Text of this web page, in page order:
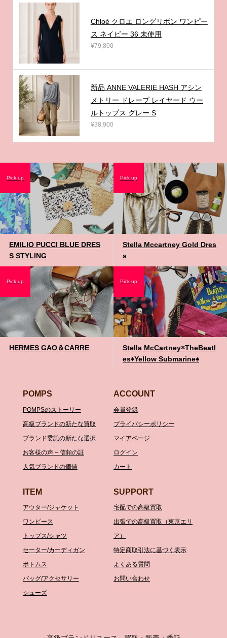
Chloé クロエ ロングリボン ワンピー
ス ネイビー 36 未使用
¥79,800
新品 ANNE VALERIE HASH アシン
メトリー ドレープ レイヤード ウー
ルトップス グレー S
¥38,900
EMILIO PUCCI BLUE DRES
S STYLING
Pick up
Stella Mccartney Gold Dres
s
Pick up
HERMES GAO＆CARRE
Pick up
Stella McCartney×TheBeatl
es♦️Yellow Submarine♠️
Pick up
POMPS
POMPSのストーリー
高級ブランドの新たな買取
ブランド委託の新たな選択
お客様の声 – 信頼の証
人気ブランドの価値
ACCOUNT
会員登録
プライバシーポリシー
マイアページ
ログイン
カート
ITEM
アウター/ジャケット
ワンピース
トップス/シャツ
セーター/カーディガン
ボトムス
バッグ/アクセサリー
シューズ
SUPPORT
宅配での高級買取
出張での高級買取（東京エリ
ア）
特定商取引法に基づく表示
よくある質問
お問い合わせ